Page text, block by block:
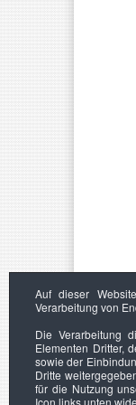
Auf dieser
Verarbeitung von
Die Verarbeitung
Elementen Dritter,
sowie der
Dritte
für die Nutzung
Icon links unten